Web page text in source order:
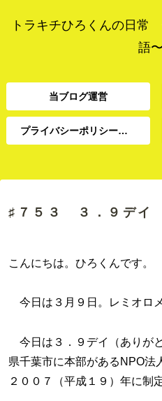
トラキチひろくんの日常
語〜
当ブログ運営
プライバシーポリシー、免責事項
♯７５３ ３．９デ
こんにちは。ひろくんです。
今日は３月９日。レミオロ
今日は３．９デイ（ありが
県千葉市に本部があるNPO
２００７（平成１９）年に制